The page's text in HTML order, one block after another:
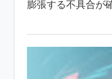
膨張する不具合が